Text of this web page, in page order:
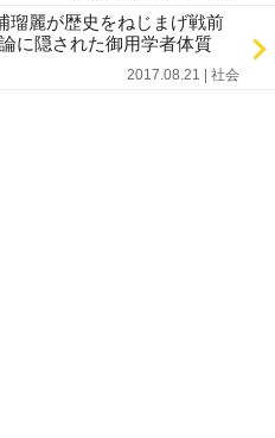
瑠麗が歴史をねじまげ戦前
に隠された御用学者体質
2017.08.21 | 社会